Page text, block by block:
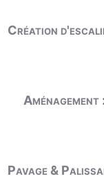
Création
Aménagement :
Pavage &